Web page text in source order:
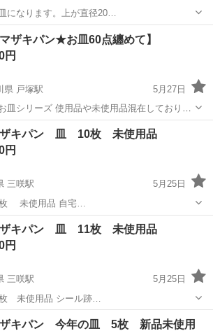
になります。上が直径20…
食器 ヤマザキパン
マザキパン★お皿60点纏めて】
円
県 戸塚駅
5月27日
皿シリーズ 使用品や未使用品混在しておりま
ります 段ボールに緩衝材無しでつめてありま
方宜しくお願い致します 尚時間帯は午後～夕
戸塚駅 食器
ザキパン 皿 10枚 未使用品
円
三咲駅
5月25日
未使用品 自宅…
咲駅 生活雑貨
ザキパン 皿 11枚 未使用品
円
三咲駅
5月25日
使用品 シール跡…
咲駅 生活雑貨 ヤマザキパン
ザキパン 今年の皿 5枚 新品未使用